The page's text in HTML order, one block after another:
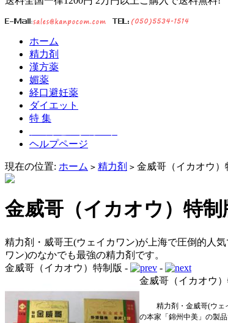
ホーム
精力剤
漢方薬
媚薬
経口避妊薬
ダイエット
特 集
ヘルプページ
現在の位置: ホーム > 精力剤 > 金威哥（イカオウ）
金威哥（イカオウ）特制
精力剤・威哥王(ウェイカワン)が上海で圧倒的人
ワン)のなかでも最強の精力剤です。
金威哥（イカオウ）特制版 -
-
金威哥（イカオウ
精力剤 ・ 金威哥(ウェ
の本家「錦州中美」の製